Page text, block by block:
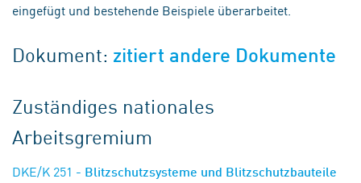
eingefügt und bestehende Beispiele überarbeitet.
Dokument: zitiert andere Dokumente
Zuständiges nationales
Arbeitsgremium
DKE/K 251 - Blitzschutzsysteme und Blitzschutzbauteile